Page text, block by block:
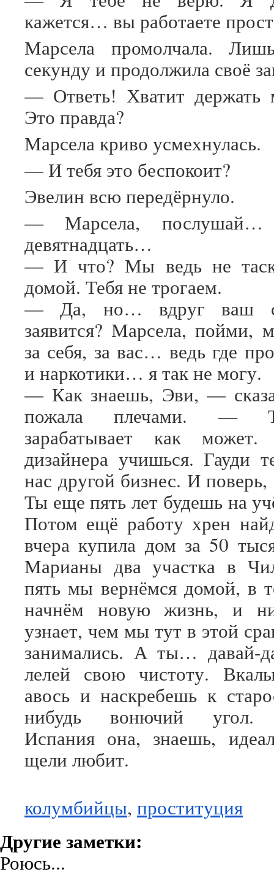
кажется… вы работаете
Марсела промолчала.
секунду и продолжила своё
— Ответь! Хватит держать
Это правда?
Марсела криво усмехнулась.
— И тебя это беспокоит?
Эвелин всю передёрнуло.
— Марсела, послушай…
девятнадцать…
— И что? Мы ведь не
домой. Тебя не трогаем.
— Да, но… вдруг ваш
заявится? Марсела, пойми,
за себя, за вас… ведь где
и наркотики… я так не могу.
— Как знаешь, Эви, —
пожала плечами. —
зарабатывает как
дизайнера учишься. Гауди
нас другой бизнес. И поверь,
Ты еще пять лет будешь на
Потом ещё работу хрен
вчера купила дом за 50
Марианы два участка в
пять мы вернёмся домой, в
начнём новую жизнь, и
узнает, чем мы тут в этой
занимались. А ты… давай-
лелей свою чистоту.
авось и наскребешь к
нибудь вонючий угол.
Испания она, знаешь,
щели любит.
колумбийцы, проституция
Другие заметки:
Роюсь...